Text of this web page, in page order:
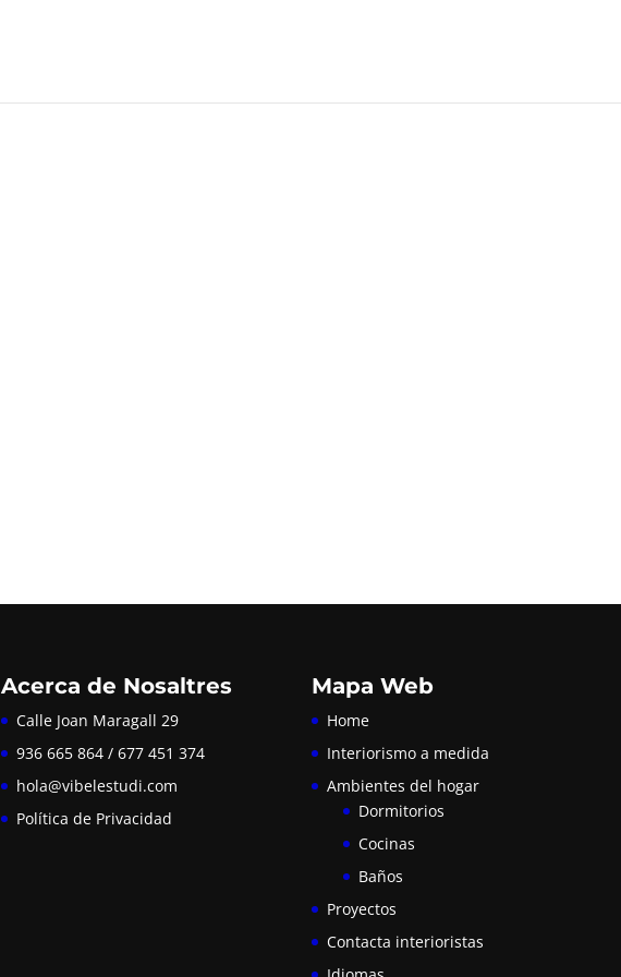
Acerca de Nosaltres
Calle Joan Maragall 29
936 665 864 / 677 451 374
hola@vibelestudi.com
Política de Privacidad
Mapa Web
Home
Interiorismo a medida
Ambientes del hogar
Dormitorios
Cocinas
Baños
Proyectos
Contacta interioristas